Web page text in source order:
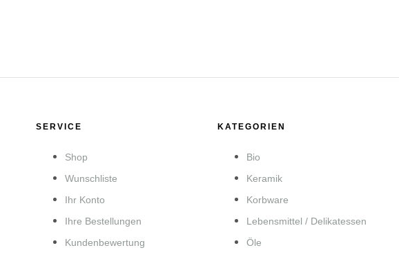
SERVICE
Shop
Wunschliste
Ihr Konto
Ihre Bestellungen
Kundenbewertung
KATEGORIEN
Bio
Keramik
Korbware
Lebensmittel / Delikatessen
Öle